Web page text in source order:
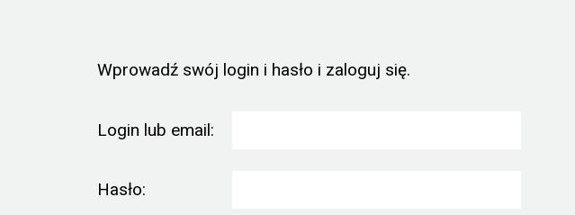
Wprowadź swój login i hasło i zaloguj się.
Login lub email:
Hasło: